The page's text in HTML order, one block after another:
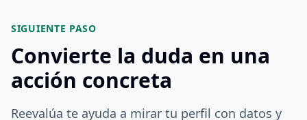
SIGUIENTE PASO
Convierte la duda en una
acción concreta
Reevalúa te ayuda a mirar tu perfil con datos y